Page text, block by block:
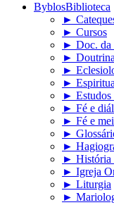
ByblosBiblioteca
►
► Cursos
► Doc. da
►
►
►
► Estudos
► Fé e
► Fé e
►
►
► História
► Igreja
► Liturgia
►